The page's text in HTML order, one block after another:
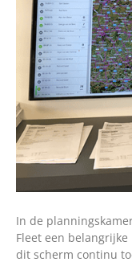
In de
Fleet een
dit scherm continu